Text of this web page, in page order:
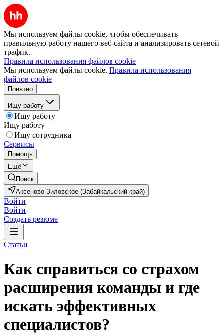
Мы используем файлы cookie, чтобы обеспечивать
правильную работу нашего веб-сайта и анализировать сетевой
трафик.
Правила использования файлов cookie
Мы используем файлы cookie. Правила использования
файлов cookie
Понятно
Ищу работу
Ищу работу
Ищу работу
Ищу сотрудника
Сервисы
Помощь
Ещё
Поиск
Аксеново-Зиловское (Забайкальский край)
Войти
Войти
Создать резюме
Статьи
Как справиться со страхом
расширения команды и где
искать эффективных
специалистов?